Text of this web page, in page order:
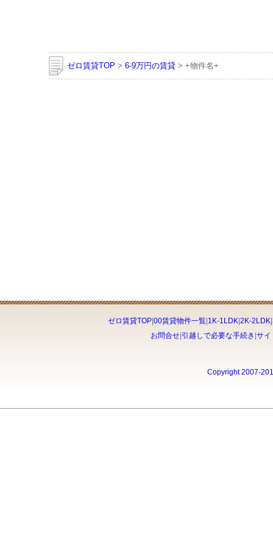
ゼロ賃貸TOP > 6-9万円の賃貸 > +物件名+
ゼロ賃貸TOP| 00賃貸物件一覧| 1K-1LDK| 2K-2LDK|
お問合せ 引越しで必要な手続き サイ
Copyright 2007-